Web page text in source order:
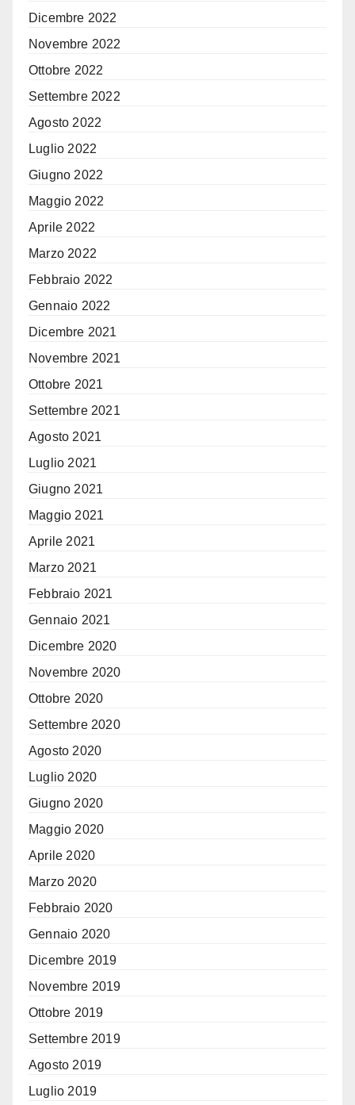
Dicembre 2022
Novembre 2022
Ottobre 2022
Settembre 2022
Agosto 2022
Luglio 2022
Giugno 2022
Maggio 2022
Aprile 2022
Marzo 2022
Febbraio 2022
Gennaio 2022
Dicembre 2021
Novembre 2021
Ottobre 2021
Settembre 2021
Agosto 2021
Luglio 2021
Giugno 2021
Maggio 2021
Aprile 2021
Marzo 2021
Febbraio 2021
Gennaio 2021
Dicembre 2020
Novembre 2020
Ottobre 2020
Settembre 2020
Agosto 2020
Luglio 2020
Giugno 2020
Maggio 2020
Aprile 2020
Marzo 2020
Febbraio 2020
Gennaio 2020
Dicembre 2019
Novembre 2019
Ottobre 2019
Settembre 2019
Agosto 2019
Luglio 2019